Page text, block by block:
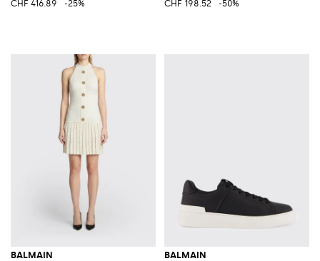
CHF 416.89
-25%
CHF 198.52
-50%
BALMAIN BALMAIN